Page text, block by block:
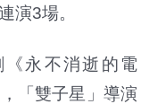
演3場。
永不消逝的電
「雙子星」導演